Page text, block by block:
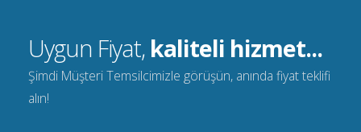
Uygun Fiyat, kaliteli hizmet...
Şimdi Müşteri Temsilcimizle görüşün, anında fiyat teklifi
alın!